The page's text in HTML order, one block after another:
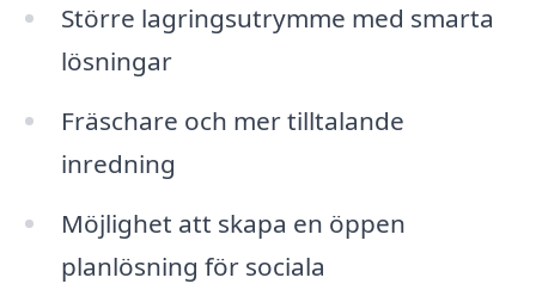
Större lagringsutrymme med smarta
lösningar
Fräschare och mer tilltalande
inredning
Möjlighet att skapa en öppen
planlösning för sociala